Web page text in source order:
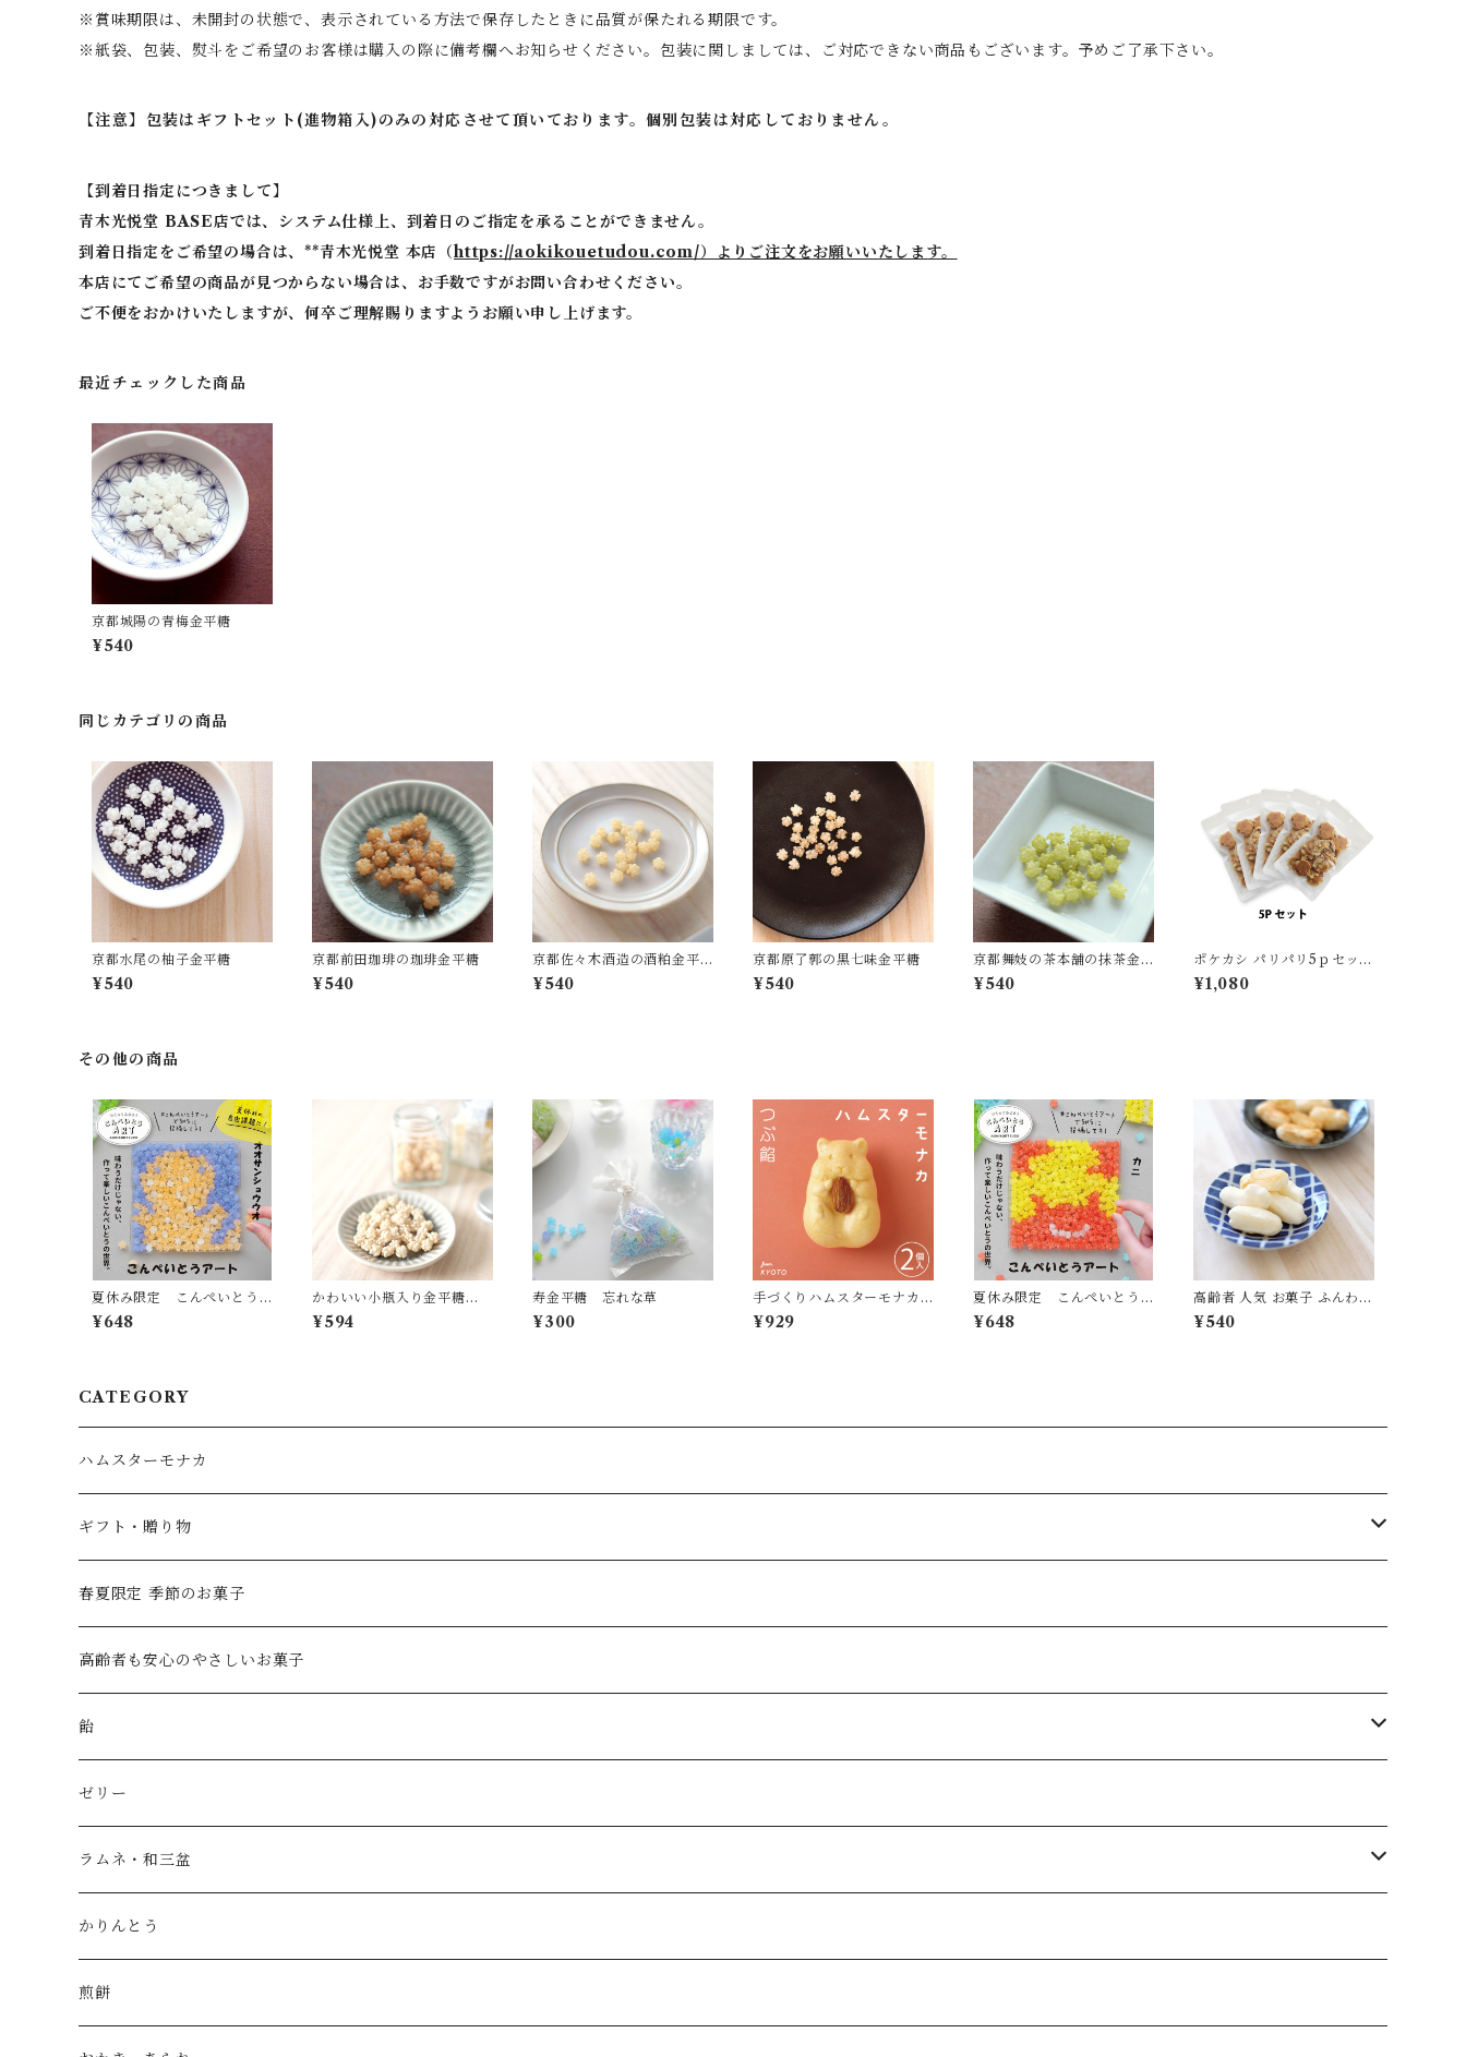
※賞味期限は、未開封の状態で、表示されている方法で保存したときに品質が保たれる期限です。
※紙袋、包装、熨斗をご希望のお客様は購入の際に備考欄へお知らせください。包装に関しましては、ご対応できない商品もございます。予めご了承下さい。
【注意】包装はギフトセット(進物箱入)のみの対応させて頂いております。個別包装は対応しておりません。
【到着日指定につきまして】
青木光悦堂 BASE店では、システム仕様上、到着日のご指定を承ることができません。
到着日指定をご希望の場合は、**青木光悦堂 本店（https://aokikouetudou.com/）よりご注文をお願いいたします。
本店にてご希望の商品が見つからない場合は、お手数ですがお問い合わせください。
ご不便をおかけいたしますが、何卒ご理解賜りますようお願い申し上げます。
最近チェックした商品
京都城陽の青梅金平糖
¥540
同じカテゴリの商品
京都水尾の柚子金平糖
¥540
京都前田珈琲の珈琲金平糖
¥540
京都佐々木酒造の酒粕金平
糖
¥540
京都原了郭の黒七味金平糖
¥540
京都舞妓の茶本舗の抹茶金
平糖
¥540
ポケカシ パリパリ5ｐセット
(塩そら豆)
¥1,080
その他の商品
夏休み限定 こんぺいとう
アート 水族館シリーズ
オオサンショウウオ
¥648
かわいい小瓶入り金平糖
【酒粕金平糖】
¥594
寿金平糖 忘れな草
¥300
手づくりハムスターモナカ
２個入り（つぶ餡）
¥929
夏休み限定 こんぺいとう
アート 水族館シリーズ
カニ
¥648
高齢者 人気 お菓子 ふんわり
日和 ふわしお
¥540
CATEGORY
ハムスターモナカ
ギフト・贈り物
ハムスターモナカギフト
創業祭 2026特別ギフト
おきもちHACO
プチギフト
進物・ギフト
竹かごギフト
名入れ
春夏限定 季節のお菓子
高齢者も安心のやさしいお菓子
飴
アメイロ喫茶
ラムネと金平糖
covaco
夏季限定 covaco
ボンボン
ゼリー
ラムネ・和三盆
ラムネと金平糖
さんぼん
かりんとう
煎餅